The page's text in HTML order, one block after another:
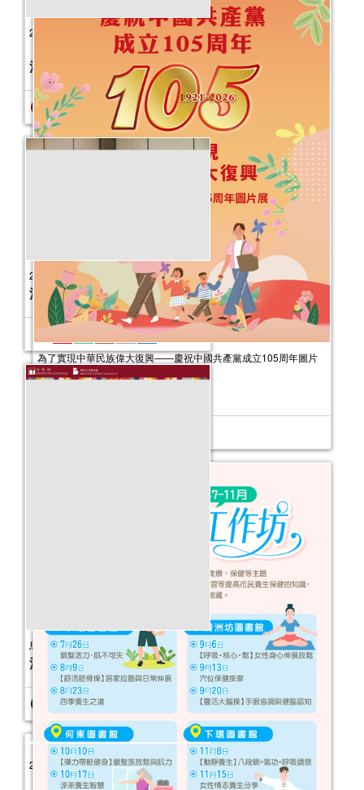
為了實現中華民族偉大復興——慶祝中國共產黨成立105周年圖片
展
2026年“書香伴成長”親子閱讀推廣活動
活動日期： 2026年04月11日
報名結束
2026好書交換
活動日期：2026年03月18日
馬躍新程──公共圖書館館藏主題書展
活動日期：2026年02月09日